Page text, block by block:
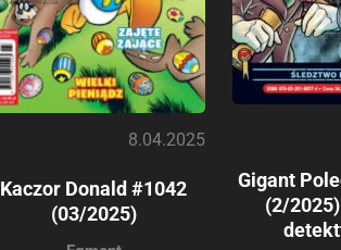
8.04.2025
Kaczor Donald #1042
(03/2025)
Gigant
(2/